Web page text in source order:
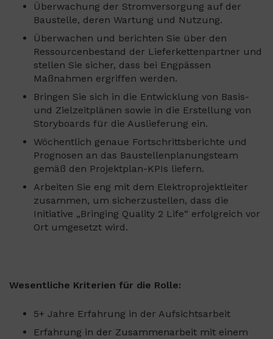
Überwachung der Stromversorgung auf der
Baustelle, deren Wartung und Nutzung.
Überwachen und berichten Sie über den
Ressourcenbestand der Lieferkettenpartner und
stellen Sie sicher, dass bei Engpässen
Maßnahmen ergriffen werden.
Bringen Sie sich in die Entwicklung von Basis-
und Zielzeitplänen sowie in die Erstellung von
Storyboards für die Auslieferung ein.
Wöchentlich genaue Fortschrittsberichte und
Prognosen an das Baustellenplanungsteam
gemäß den Projektplan-KPIs liefern.
Arbeiten Sie eng mit dem Elektroprojektleiter
zusammen, um sicherzustellen, dass die
Initiative „Bringing Quality 2 Life“ erfolgreich vor
Ort umgesetzt wird.
Wesentliche Kriterien für die Rolle:
5+ Jahre Erfahrung in der Aufsichtsarbeit
Erfahrung in der Zusammenarbeit mit einem